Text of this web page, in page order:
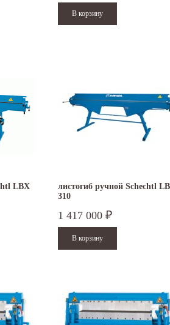
детали различной конфигурации и
и других изделий из листового металла. Для
LBX
листогиб ручной Schechtl
310
1 417 000 ₽